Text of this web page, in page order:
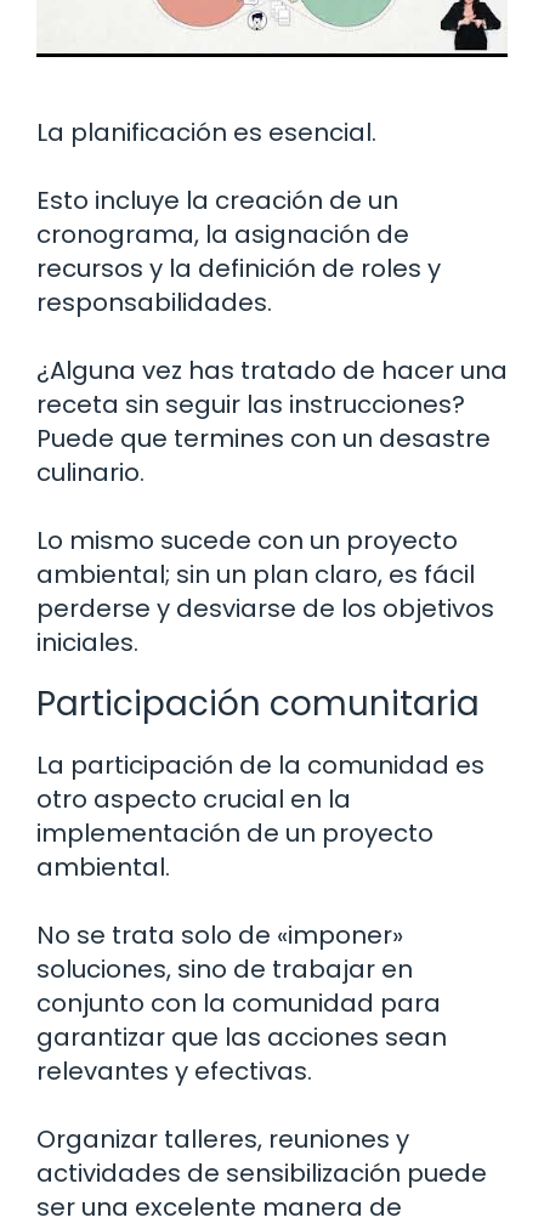
La planificación es esencial.
Esto incluye la creación de un
cronograma, la asignación de
recursos y la definición de roles y
responsabilidades.
¿Alguna vez has tratado de hacer una
receta sin seguir las instrucciones?
Puede que termines con un desastre
culinario.
Lo mismo sucede con un proyecto
ambiental; sin un plan claro, es fácil
perderse y desviarse de los objetivos
iniciales.
Participación comunitaria
La participación de la comunidad es
otro aspecto crucial en la
implementación de un proyecto
ambiental.
No se trata solo de «imponer»
soluciones, sino de trabajar en
conjunto con la comunidad para
garantizar que las acciones sean
relevantes y efectivas.
Organizar talleres, reuniones y
actividades de sensibilización puede
ser una excelente manera de